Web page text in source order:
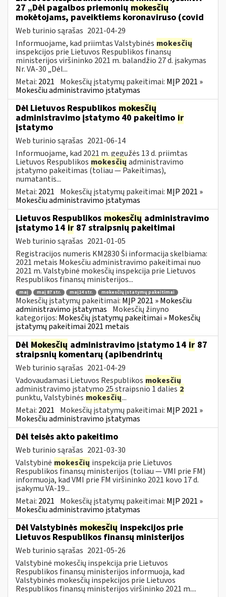
27 „Dėl pagalbos priemonių mokesčių
mokėtojams, paveiktiems koronaviruso (covid
Web turinio sąrašas 2021-04-29
Informuojame, kad priimtas Valstybinės mokesčių
inspekcijos prie Lietuvos Respublikos finansų
ministerijos viršininko 2021 m. balandžio 27 d. įsakymas
Nr. VA-30 „Dėl...
Metai: 2021 Mokesčių įstatymų pakeitimai: MĮP 2021 »
Mokesčiu administravimo įstatymas
Dėl Lietuvos Respublikos mokesčių
administravimo įstatymo 40 pakeitimo ir
įstatymo
Web turinio sąrašas 2021-06-14
Informuojame, kad 2021 m. gegužės 13 d. priimtas
Lietuvos Respublikos mokesčių administravimo
įstatymo pakeitimas (toliau — Pakeitimas),
numatantis...
Metai: 2021 Mokesčių įstatymų pakeitimai: MĮP 2021 »
Mokesčiu administravimo įstatymas
Lietuvos Respublikos mokesčių administravimo
įstatymo 14 ir 87 straipsnių pakeitimai
Web turinio sąrašas 2021-01-05
Registracijos numeris KM2830 Ši informacija skelbiama:
2021 metais Mokesčiu administravimo pakeitimai nuo
2021 m. Valstybinė mokesčių inspekcija prie Lietuvos
Respublikos finansų ministerijos...
maį maį 87 str. maį14 str. mokesčių įstatymų pakeitimai
Mokesčių įstatymų pakeitimai: MĮP 2021 » Mokesčiu
administravimo įstatymas Mokesčių žinyno
kategorijos: Mokesčių įstatymų pakeitimai » Mokesčių
įstatymų pakeitimai 2021 metais
Dėl Mokesčių administravimo įstatymo 14 ir 87
straipsnių komentarų (apibendrintų
Web turinio sąrašas 2021-04-29
Vadovaudamasi Lietuvos Respublikos mokesčių
administravimo įstatymo 25 straipsnio 1 dalies2
punktu, Valstybinės mokesčių...
Metai: 2021 Mokesčių įstatymų pakeitimai: MĮP 2021 »
Mokesčiu administravimo įstatymas
Dėl teisės akto pakeitimo
Web turinio sąrašas 2021-03-30
Valstybinė mokesčių inspekcija prie Lietuvos
Respublikos finansų ministerijos (toliau ― VMI prie FM)
informuoja, kad VMI prie FM viršininko 2021 kovo 17 d.
įsakymu VA-19...
Metai: 2021 Mokesčių įstatymų pakeitimai: MĮP 2021 »
Mokesčiu administravimo įstatymas
Dėl Valstybinės mokesčių inspekcijos prie
Lietuvos Respublikos finansų ministerijos
Web turinio sąrašas 2021-05-26
Valstybinė mokesčių inspekcija prie Lietuvos
Respublikos finansų ministerijos informuoja, kad
Valstybinės mokesčių inspekcijos prie Lietuvos
Respublikos finansų ministerijos viršininko 2021 m....